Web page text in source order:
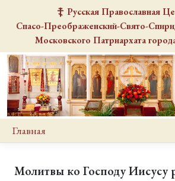
Русская Православная
Спасо-Преображенский-Свято-
Московского Патриархата
Главная
Молитвы ко Господу Иисусу